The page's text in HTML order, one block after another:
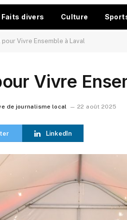
Faits divers Culture
Vivre Ensemble à Laval
Vivre
de journalisme local 22 août 2025
LinkedIn